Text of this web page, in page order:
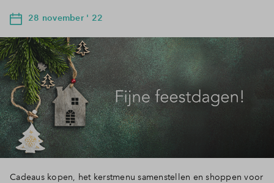
28 november ' 22
Cadeaus kopen, het kerstmenu samenstellen en shoppen voor